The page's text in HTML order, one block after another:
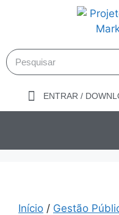
ENTRAR /
Início / Gestão